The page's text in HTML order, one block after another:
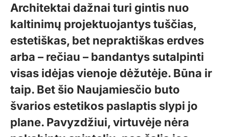
Architektai dažnai turi gintis nuo
kaltinimų projektuojantys tuščias,
estetiškas, bet nepraktiškas erdves
arba – rečiau – bandantys sutalpinti
visas idėjas vienoje dėžutėje. Būna ir
taip. Bet šio Naujamiesčio buto
švarios estetikos paslaptis slypi jo
plane. Pavyzdžiui, virtuvėje nėra